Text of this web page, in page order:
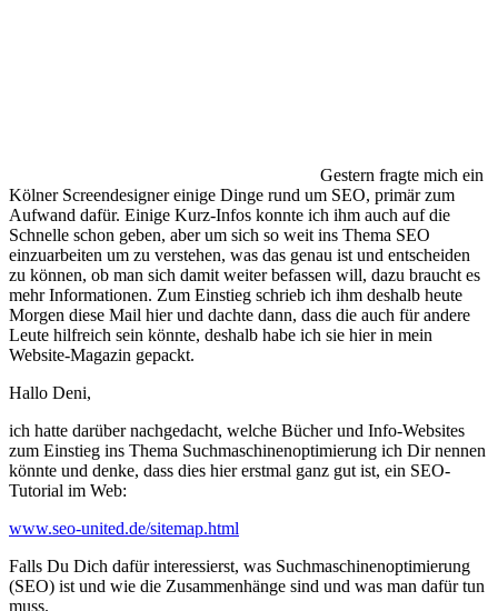
Gestern fragte mich ein
Kölner Screendesigner einige Dinge rund um SEO, primär zum
Aufwand dafür. Einige Kurz-Infos konnte ich ihm auch auf die
Schnelle schon geben, aber um sich so weit ins Thema SEO
einzuarbeiten um zu verstehen, was das genau ist und entscheiden
zu können, ob man sich damit weiter befassen will, dazu braucht es
mehr Informationen. Zum Einstieg schrieb ich ihm deshalb heute
Morgen diese Mail hier und dachte dann, dass die auch für andere
Leute hilfreich sein könnte, deshalb habe ich sie hier in mein
Website-Magazin gepackt.
Hallo Deni,
ich hatte darüber nachgedacht, welche Bücher und Info-Websites
zum Einstieg ins Thema Suchmaschinenoptimierung ich Dir nennen
könnte und denke, dass dies hier erstmal ganz gut ist, ein SEO-
Tutorial im Web:
www.seo-united.de/sitemap.html
Falls Du Dich dafür interessierst, was Suchmaschinenoptimierung
(SEO) ist und wie die Zusammenhänge sind und was man dafür tun
muss.